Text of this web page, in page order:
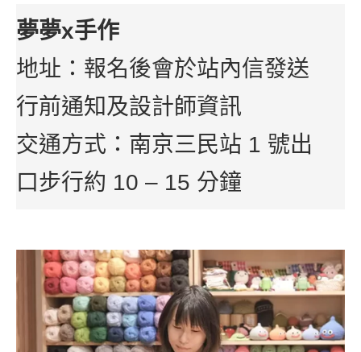
夢夢x手作
地址：報名後會於站內信發送
行前通知及設計師資訊
交通方式：南京三民站 1 號出
口步行約 10 – 15 分鐘